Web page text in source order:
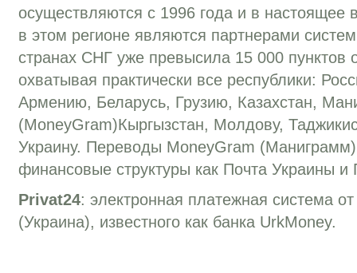
осуществляются с 1996 года и в настоящее
в этом регионе являются партнерами
странах СНГ уже превысила 15 000 пунктов
охватывая практически все республики:
Армению, Беларусь, Грузию, Казахстан,
(MoneyGram)Кыргызстан, Молдову,
Украину. Переводы MoneyGram
финансовые структуры как Почта Украины
Privat24: электронная платежная система
(Украина), известного как банка UrkMoney.